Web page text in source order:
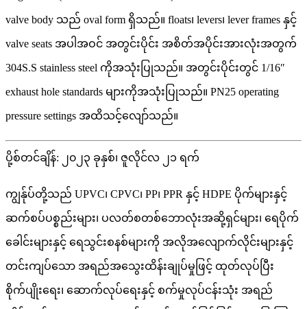
valve body သည် oval form ရှိသည်။ floats၊ levers၊ lever frames နှင့်
valve seats အပါအဝင် အတွင်းပိုင်း အစိတ်အပိုင်းအားလုံးအတွက်
304S.S stainless steel ကိုအသုံးပြုသည်။ အတွင်းပိုင်းတွင် 1/16″
exhaust hole standards များကိုအသုံးပြုသည်။ PN25 operating
pressure settings အထိသင့်လျော်သည်။
ပို့စ်တင်ချိန်: ၂၀၂၃ ခုနှစ်၊ ဇူလိုင်လ ၂၁ ရက်
ကျွန်ုပ်တို့သည် UPVC၊ CPVC၊ PP၊ PPR နှင့် HDPE ပိုက်များနှင့်
ဆက်စပ်ပစ္စည်းများ၊ ပလတ်စတစ်ဘောလုံးအဆို့ရှင်များ၊ ရေပိုက်
ခေါင်းများနှင့် ရေသွင်းစနစ်များကို အလိုအလျောက်လိုင်းများနှင့်
တင်းကျပ်သော အရည်အသွေးထိန်းချုပ်မှုဖြင့် ထုတ်လုပ်ပြီး
စိုက်ပျိုးရေး၊ ဆောက်လုပ်ရေးနှင့် စက်မှုလုပ်ငန်းသုံး အရည်